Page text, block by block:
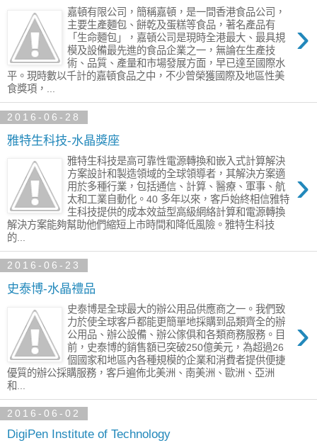
›
嘉頓有限公司，簡稱嘉頓，是一間香港食品公司，
主要生產麵包、餅乾及蛋糕等食品，著名產品有
「生命麵包」，嘉頓公司是現時全港最大、最具規
模及設備最先進的食品企業之一，無論在生產技
術、品質、產量和市場發展方面，早已達至國際水
平。現時數以千計的嘉頓食品之中，不少曾榮獲國際及地區性美
食獎項，...
2016-06-28
雅特生科技-水晶獎座
›
雅特生科技是高可靠性電源轉換和嵌入式計算解決
方案設計和製造領域的全球領導者，其解決方案適
用於多種行業，包括通信、計算、醫療、軍事、航
太和工業自動化。40 多年以來，客戶始終相信雅特
生科技提供的成本效益型高級網絡計算和電源轉換
解決方案能夠幫助他們縮短上市時間和降低風險。雅特生科技
的...
2016-06-23
史泰博-水晶禮品
›
史泰博是全球最大的辦公用品供應商之一。我們致
力於使全球客戶都能更簡單地採購到品類齊全的辦
公用品、辦公設備、辦公傢俱和各類商務服務。目
前，史泰博的銷售額已突破250億美元，為超過26
個國家和地區內各種規模的企業和消費者提供便捷
優質的辦公採購服務，客戶遍佈北美洲、南美洲、歐洲、亞洲
和...
2016-06-02
DigiPen Institute of Technology